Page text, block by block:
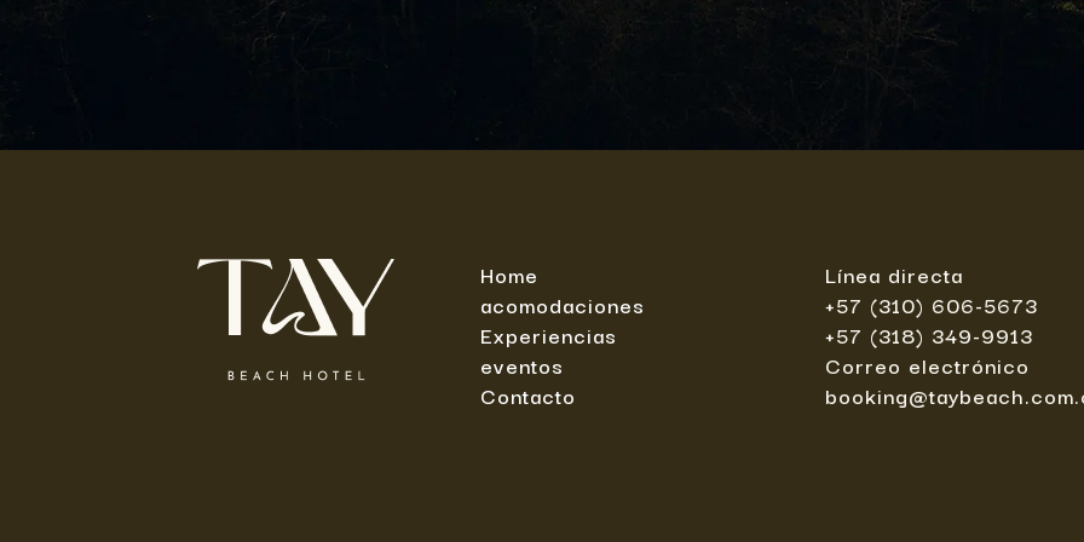
Home
acomodaciones
Experiencias
eventos
Contacto
Línea directa
+57 (310) 606-5673
+57 (318) 349-9913
Correo electrónico